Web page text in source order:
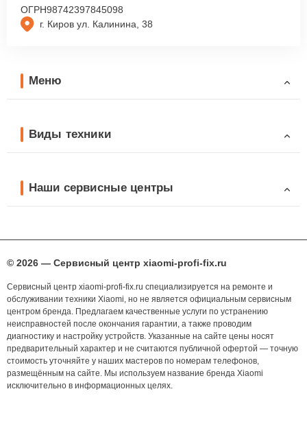
г. Киров ул. Калинина, 38
ОГРН98742397845098
Меню
Виды техники
Наши сервисные центры
© 2026 — Сервисный центр xiaomi-profi-fix.ru
Сервисный центр xiaomi-profi-fix.ru специализируется на ремонте и
обслуживании техники Xiaomi, но не является официальным сервисным
центром бренда. Предлагаем качественные услуги по устранению
неисправностей после окончания гарантии, а также проводим
диагностику и настройку устройств. Указанные на сайте цены носят
предварительный характер и не считаются публичной офертой — точную
стоимость уточняйте у наших мастеров по номерам телефонов,
размещённым на сайте. Мы используем название бренда Xiaomi
исключительно в информационных целях.